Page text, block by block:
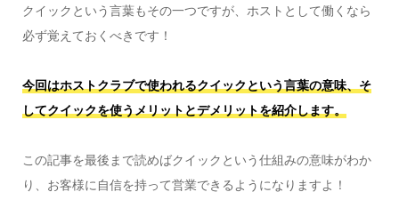
クイックという言葉もその一つですが、ホストとして働くなら
必ず覚えておくべきです！
今回はホストクラブで使われるクイックという言葉の意味、そ
してクイックを使うメリットとデメリットを紹介します。
この記事を最後まで読めばクイックという仕組みの意味がわか
り、お客様に自信を持って営業できるようになりますよ！